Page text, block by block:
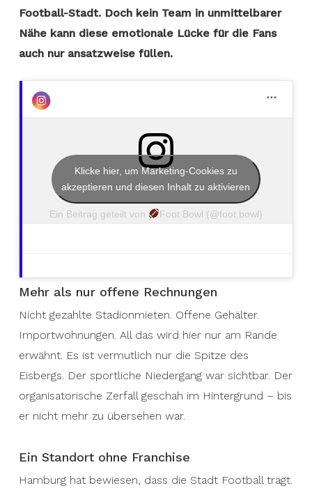
Football-Stadt. Doch kein Team in unmittelbarer
Nähe kann diese emotionale Lücke für die Fans
auch nur ansatzweise füllen.
Ein Beitrag geteilt von Foot Bowl (@foot.bowl)
Klicke hier, um Marketing-Cookies zu
akzeptieren und diesen Inhalt zu aktivieren
Mehr als nur offene Rechnungen
Nicht gezahlte Stadionmieten. Offene Gehälter.
Importwohnungen. All das wird hier nur am Rande
erwähnt. Es ist vermutlich nur die Spitze des
Eisbergs. Der sportliche Niedergang war sichtbar. Der
organisatorische Zerfall geschah im Hintergrund – bis
er nicht mehr zu übersehen war.
Ein Standort ohne Franchise
Hamburg hat bewiesen, dass die Stadt Football trägt.